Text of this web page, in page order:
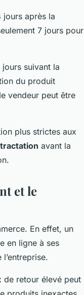
jours après la
7 jours pour
suivant la
du produit
vendeur peut être
plus strictes aux
avant la
et le
En effet, un
en ligne à ses
de retour élevé peut